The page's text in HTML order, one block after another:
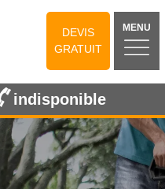
DEVIS
GRATUIT
MENU
indisponible